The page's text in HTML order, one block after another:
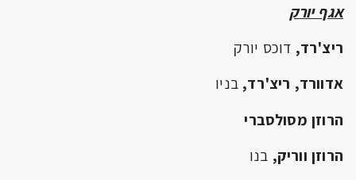
אגף יורק
ריצ'רד, דוכס יורק
אדוורד, ריצ'רד,בניו
הרוזן מסולסברי
הרוזן ווריק, בנו